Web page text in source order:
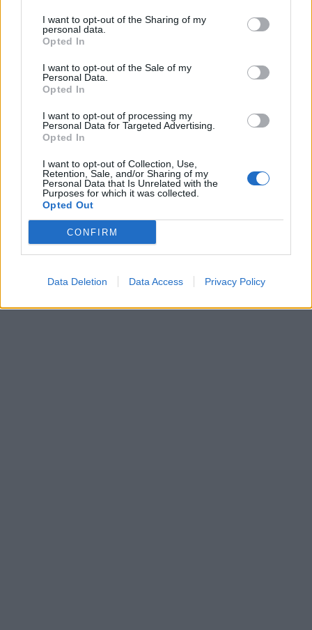
I want to opt-out of the Sharing of my
personal data.
Opted In
I want to opt-out of the Sale of my
Personal Data.
Opted In
I want to opt-out of processing my
Personal Data for Targeted Advertising.
Opted In
I want to opt-out of Collection, Use,
Retention, Sale, and/or Sharing of my
Personal Data that Is Unrelated with the
Purposes for which it was collected.
Opted Out
CONFIRM
Data Deletion Data Access Privacy Policy